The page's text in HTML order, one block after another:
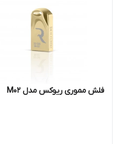
فلش مموری ریوکس مدل M02